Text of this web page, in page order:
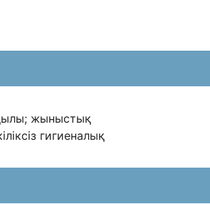
жыныстық
гигиеналық